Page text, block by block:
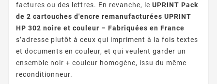
factures ou des lettres. En revanche, le UPRINT Pack
de 2 cartouches d'encre remanufacturées UPRINT
HP 302 noire et couleur – Fabriquées en France
s’adresse plutôt à ceux qui impriment à la fois textes
et documents en couleur, et qui veulent garder un
ensemble noir + couleur homogène, issu du même
reconditionneur.